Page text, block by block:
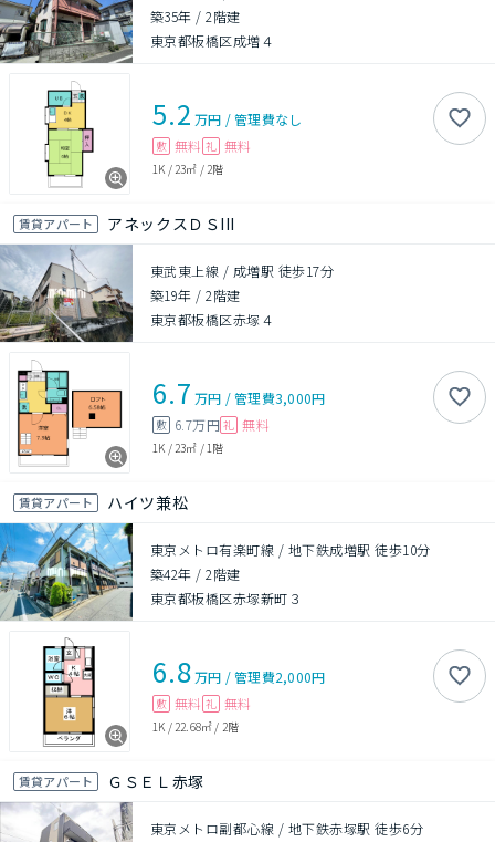
築35年 /2階建
東京都板橋区成増４
5.2 万円 /管理費なし
敷 無料 礼 無料
1K / 23㎡ / 2階
賃貸アパート アネックスＤＳIII
東武東上線 / 成増駅 徒歩17分
築19年 /2階建
東京都板橋区赤塚４
6.7 万円 /管理費3,000円
敷 6.7万円 礼 無料
1K / 23㎡ / 1階
賃貸アパート ハイツ兼松
東京メトロ有楽町線 / 地下鉄成増駅 徒歩10分
築42年 /2階建
東京都板橋区赤塚新町３
6.8万円 /管理費2,000円
敷 無料 礼 無料
1K / 22.68㎡ / 2階
賃貸アパート ＧＳＥＬ赤塚
東京メトロ副都心線 / 地下鉄赤塚駅 徒歩6分